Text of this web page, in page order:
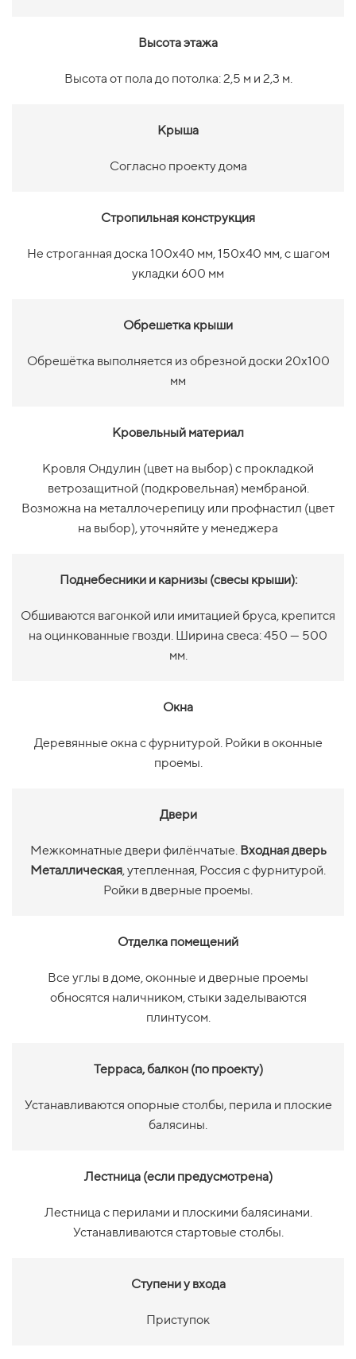
Высота этажа
Высота от пола до потолка: 2,5 м и 2,3 м.
Крыша
Согласно проекту дома
Стропильная конструкция
Не строганная доска 100х40 мм, 150х40 мм, с шагом
укладки 600 мм
Обрешетка крыши
Обрешётка выполняется из обрезной доски 20х100
мм
Кровельный материал
Кровля Ондулин (цвет на выбор) с прокладкой
ветрозащитной (подкровельная) мембраной.
Возможна на металлочерепицу или профнастил (цвет
на выбор), уточняйте у менеджера
Поднебесники и карнизы (свесы крыши):
Обшиваются вагонкой или имитацией бруса, крепится
на оцинкованные гвозди. Ширина свеса: 450 — 500
мм.
Окна
Деревянные окна с фурнитурой. Ройки в оконные
проемы.
Двери
Межкомнатные двери филёнчатые. Входная дверь
Металлическая, утепленная, Россия с фурнитурой.
Ройки в дверные проемы.
Отделка помещений
Все углы в доме, оконные и дверные проемы
обносятся наличником, стыки заделываются
плинтусом.
Терраса, балкон (по проекту)
Устанавливаются опорные столбы, перила и плоские
балясины.
Лестница (если предусмотрена)
Лестница с перилами и плоскими балясинами.
Устанавливаются стартовые столбы.
Ступени у входа
Приступок